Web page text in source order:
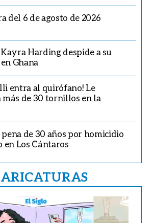
del 6 de agosto de 2026
Harding despide a su
Ghana
entra al quirófano! Le
de 30 tornillos en la
de 30 años por homicidio
en Los Cántaros